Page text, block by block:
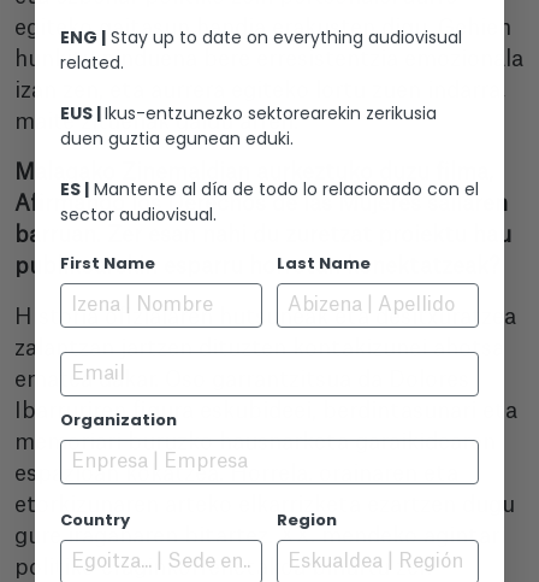
egiteko gaitasun handia erakusten digu. Gehien
hunkitu ninduena bere erresistentzia emozionala
izan zen, eta aurrera egiteko lortu zuen indarra,
maite zituenak galdu arren.
Malagako Zinemaldian aurkeztuko duzu filma,
Afirmando los Derechos de las Mujeres sailaren
barruan. Zer esan nahi du zuretzat proiektu hau
publikoarekin esparru horretan konektatzeak?
Historia ofizialaren hutsuneak eta desitxuratzea
zalantzan jartzen dituzten kontakizunei ahotsa
ematea dakar. Oso garrantzitsua da Dolores
Ibarruriren figura eskubideei, berdintasunari eta
memoriari buruzko hausnarketa garaikidearen
espazioan kokatzea. Horrela, orainaren eta
etorkizunaren arteko elkarrizketa ezartzen dugu
gure iraganaren bitartez. XX. mendeko agintari
politiko eraginkorrenetakoa bihurtu zen
ENG | Stay up to date on everything audiovisual
related.
EUS |Ikus-entzunezko sektorearekin zerikusia
duen guztia egunean eduki.
ES | Mantente al día de todo lo relacionado con el
sector audiovisual.
First Name Last Name
Email
Organization
Country Region